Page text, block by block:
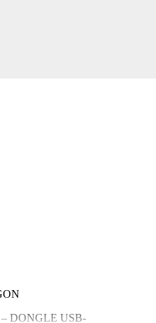
– DONGLE USB-